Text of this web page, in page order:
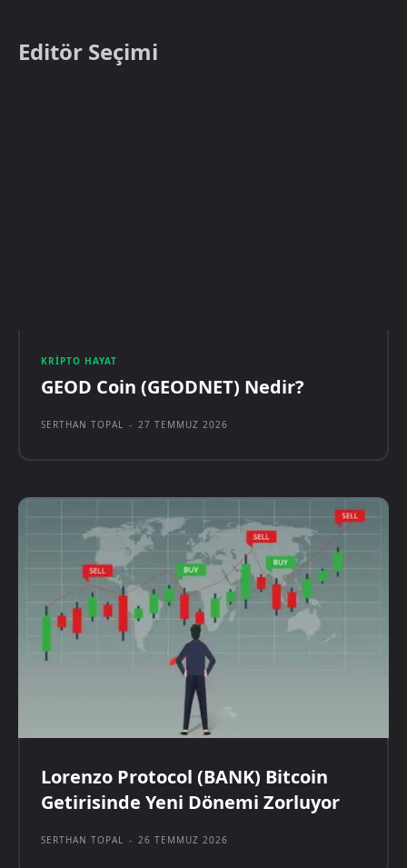
Editör Seçimi
KRIPTO HAYAT
GEOD Coin (GEODNET) Nedir?
SERTHAN TOPAL - 27 TEMMUZ 2026
Lorenzo Protocol (BANK) Bitcoin
Getirisinde Yeni Dönemi Zorluyor
SERTHAN TOPAL - 26 TEMMUZ 2026